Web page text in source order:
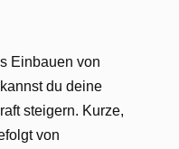
Einbauen von
du deine
steigern. Kurze,
von